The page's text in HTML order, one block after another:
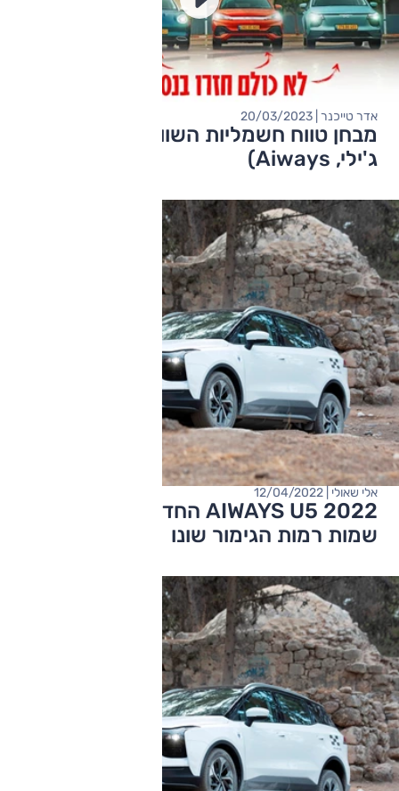
ג'ילי, Aiways)
אדר טייכנר | 20/03/2023
AIWAYS U5 2022 החדש: המחיר עלה,
שמות רמות הגימור שונו
אלי שאולי | 12/04/2022